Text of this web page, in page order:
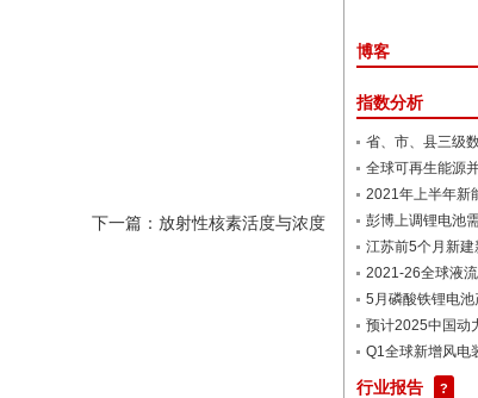
下一篇：放射性核素活度与浓度
博客
指数分析
省、市、县三级
全球可再生能源
2021年上半年新
彭博上调锂电池
江苏​前5个月新
2021-26全球液
5月磷酸铁锂电
预计2025中国动
Q1全球新增风电
行业报告 ?